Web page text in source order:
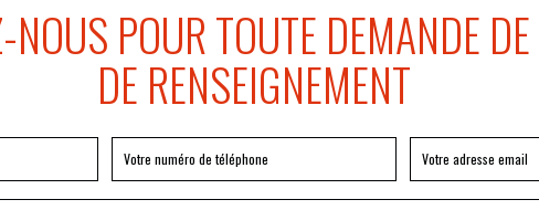
NOUS POUR TOUTE DEMANDE
DE RENSEIGNEMENT